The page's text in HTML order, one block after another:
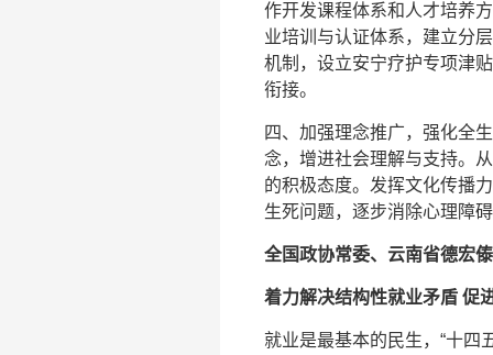
作开发课程体系和人才培养
业培训与认证体系，建立分
机制，设立安宁疗护专项津
衔接。
四、加强理念推广，强化全
念，增进社会理解与支持。
的积极态度。发挥文化传播
生死问题，逐步消除心理障
全国政协常委、云南省德宏
着力解决结构性就业矛盾 促
就业是最基本的民生，“十四